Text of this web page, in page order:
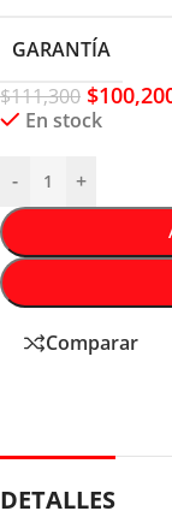
GARANTÍA
$111,300 $
En stock
- +
Comparar
DETALLES